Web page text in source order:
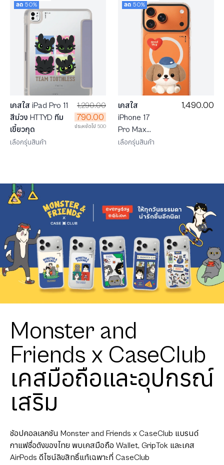
ลด 50%
เคสใส iPad Pro 11
สีม่วง HTTYD ทีม
เขี้ยวกุด
1,290.00
790.00
ประหยัดไป 500
เลือกรุ่นสินค้า
ลด 50%
เคสใส
iPhone 17
Pro Max
MagSafe
1,490.00
เลือกรุ่นสินค้า
Monster and
Friends x CaseClub
เคสมือถือและอุปกรณ์
เสริม
ช้อปคอลเลกชัน Monster and Friends x CaseClub แบรนด์
กาแฟชื่อดังของไทย พบเคสมือถือ Wallet, GripTok และเคส
AirPods ดีไซน์ลิขสิทธิ์แท้เฉพาะที่ CaseClub